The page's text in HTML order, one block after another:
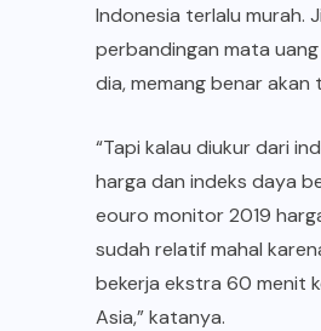
Indonesia terlalu murah.
perbandingan mata
dia, memang benar akan
“Tapi kalau diukur dari
harga dan indeks daya
eouro monitor 2019
sudah relatif mahal
bekerja ekstra 60 menit
Asia,” katanya.